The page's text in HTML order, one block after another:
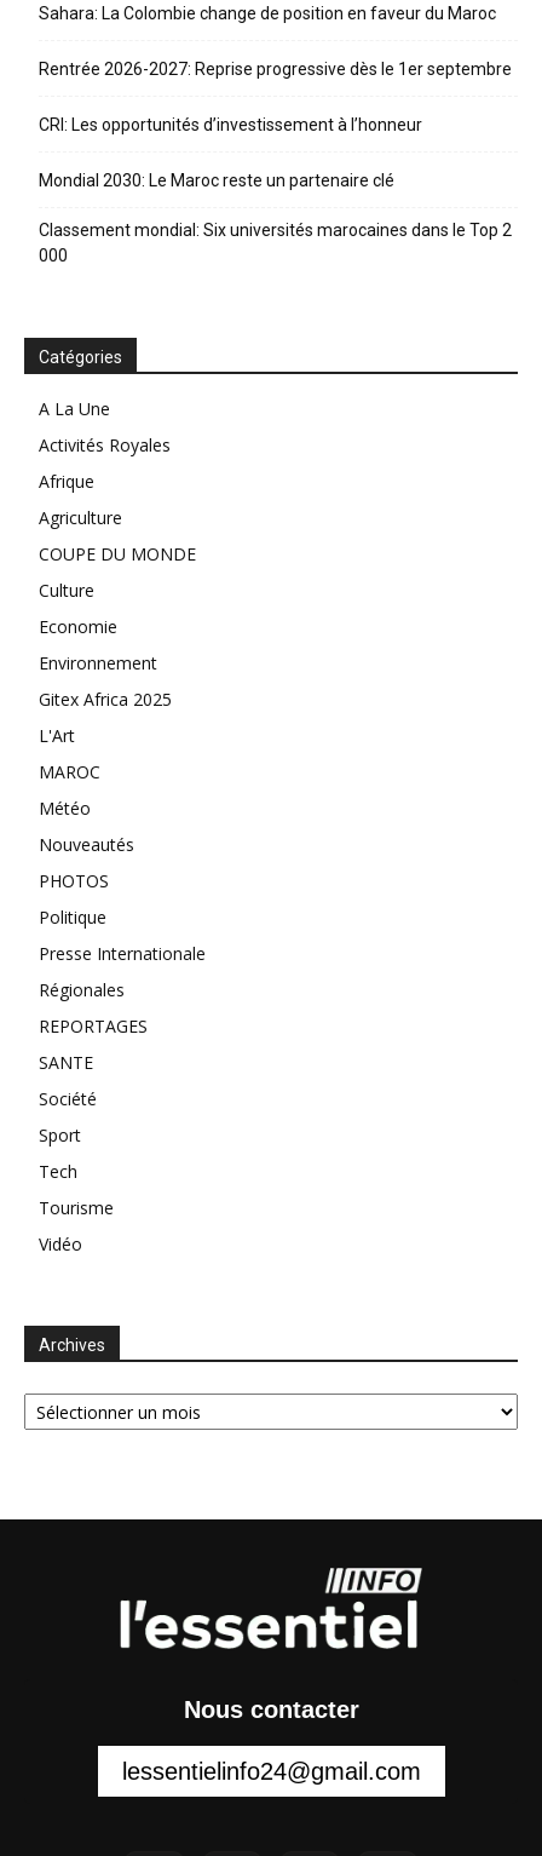
Sahara: La Colombie change de position en faveur du Maroc
Rentrée 2026-2027: Reprise progressive dès le 1er septembre
CRI: Les opportunités d’investissement à l’honneur
Mondial 2030: Le Maroc reste un partenaire clé
Classement mondial: Six universités marocaines dans le Top 2
000
Catégories
A La Une
Activités Royales
Afrique
Agriculture
COUPE DU MONDE
Culture
Economie
Environnement
Gitex Africa 2025
L'Art
MAROC
Météo
Nouveautés
PHOTOS
Politique
Presse Internationale
Régionales
REPORTAGES
SANTE
Société
Sport
Tech
Tourisme
Vidéo
Archives
Archives
Nous contacter
lessentielinfo24@gmail.com